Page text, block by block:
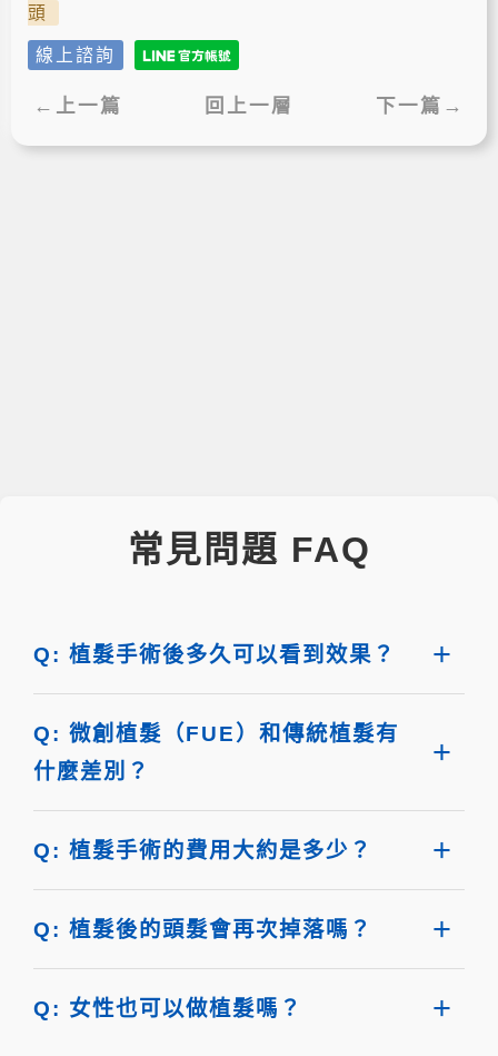
頭
線上諮詢
←上一篇 回上一層 下一篇→
常見問題 FAQ
Q: 植髮手術後多久可以看到效果？
Q: 微創植髮（FUE）和傳統植髮有
什麼差別？
Q: 植髮手術的費用大約是多少？
Q: 植髮後的頭髮會再次掉落嗎？
Q: 女性也可以做植髮嗎？